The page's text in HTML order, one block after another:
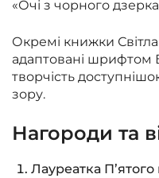
«Очі з чорного
Окремі книжки
адаптовані шрифтом
творчість
зору.
Нагороди та
Лауреатка